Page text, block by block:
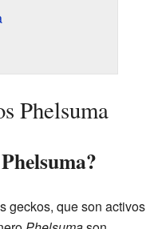
Phelsuma
geckos, que son activos